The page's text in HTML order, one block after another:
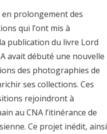
en prolongement des
qui l’ont mis à
publication du livre Lord
avait débuté une nouvelle
des photographies de
ses collections. Ces
rejoindront à
au CNA l’itinérance de
Ce projet inédit, ainsi